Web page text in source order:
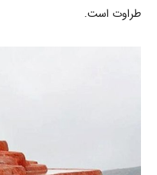
طراوت است.